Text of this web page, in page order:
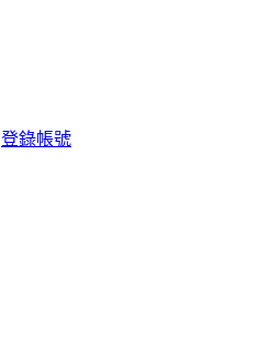
登錄帳號